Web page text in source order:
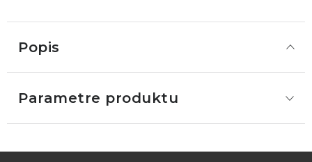
Popis
Parametre produktu